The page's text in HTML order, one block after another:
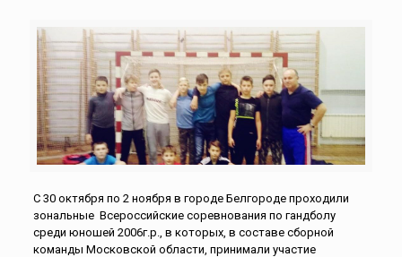
С 30 октября по 2 ноября в городе Белгороде проходили
зональные Всероссийские соревнования по гандболу
среди юношей 2006г.р., в которых, в составе сборной
команды Московской области, принимали участие